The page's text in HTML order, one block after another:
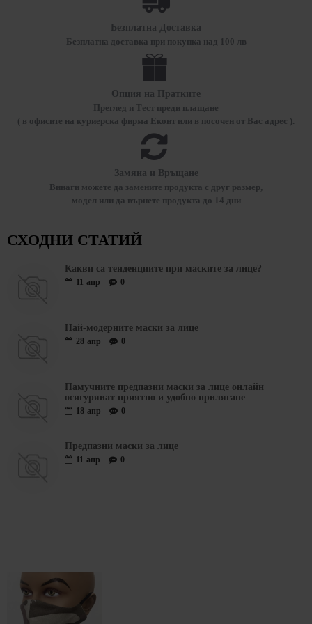
Безплатна Доставка
Безплатна доставка при покупка над 100 лв
Опция на Пратките
Преглед и Тест преди плащане
( в офисите на куриерска фирма Еконт или в посочен от Вас адрес ).
Замяна и Връщане
Винаги можете да замените продукта с друг размер,
модел или да върнете продукта до 14 дни
СХОДНИ СТАТИЙ
Какви са тенденциите при маските за лице?
11 апр 0
Най-модерните маски за лице
28 апр 0
Памучните предпазни маски за лице онлайн
осигуряват приятно и удобно прилягане
18 апр 0
Предпазни маски за лице
11 апр 0